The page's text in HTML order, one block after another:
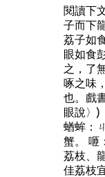
閱讀下
子而下
荔子如
眼如食
之，了
啄之味
也。戲
眼說〉)
蝤蛑：
蟹。 咂
荔枝、
佳荔枝